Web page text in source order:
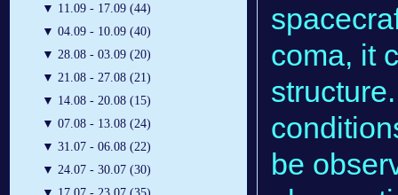
▼ 11.09 - 17.09 (44)
▼ 04.09 - 10.09 (40)
▼ 28.08 - 03.09 (20)
▼ 21.08 - 27.08 (21)
▼ 14.08 - 20.08 (15)
▼ 07.08 - 13.08 (24)
▼ 31.07 - 06.08 (22)
▼ 24.07 - 30.07 (30)
coma, it
be